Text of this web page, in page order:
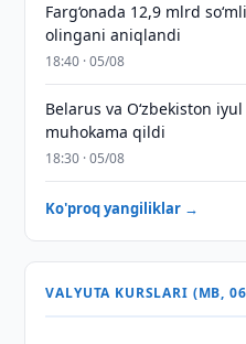
Farg‘onada 12,9 mlrd
olingani aniqlandi
18:40 · 05/08
Belarus va O‘zbekiston
muhokama qildi
18:30 · 05/08
Ko'proq yangiliklar →
VALYUTA KURSLARI (MB,